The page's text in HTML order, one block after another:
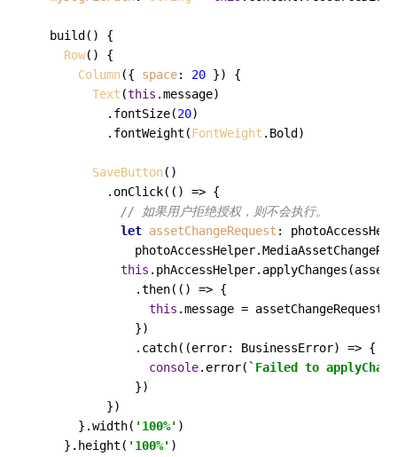
build ( ) {
Row() {
Column({ space: 20 }) {
Text (this .message)
          .
fontSize(20)
          .
fontWeight (FontWeight . Bold )
SaveButton()
          .
onClick( () => {
// 如果用户拒绝授权，则不会执行。
let assetChangeRequest :
              photoAccessHelper.
this . phAccessHelper. applyChanges
              .
then( () => {
this .message = assetChangeRequest.
              })
              .
catch( (error: BusinessError) => {
console. error( `Failed to
              })
          })
      }.
width( '100%' )
    }.
height ( '100%' )